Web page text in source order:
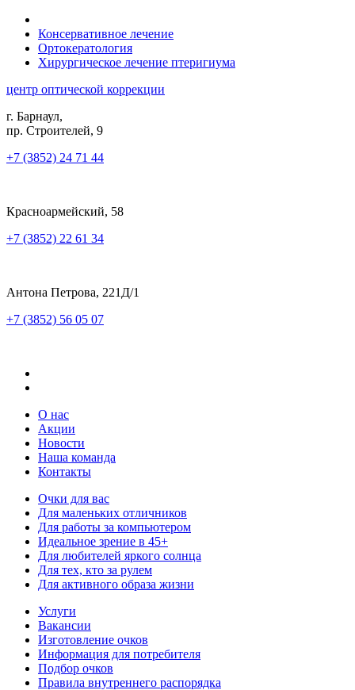
Консервативное лечение
Ортокератология
Хирургическое лечение птеригиума
центр оптической коррекции
г. Барнаул,
пр. Строителей, 9
+7 (3852) 24 71 44
Красноармейский, 58
+7 (3852) 22 61 34
Антона Петрова, 221Д/1
+7 (3852) 56 05 07
О нас
Акции
Новости
Наша команда
Контакты
Очки для вас
Для маленьких отличников
Для работы за компьютером
Идеальное зрение в 45+
Для любителей яркого солнца
Для тех, кто за рулем
Для активного образа жизни
Услуги
Вакансии
Изготовление очков
Информация для потребителя
Подбор очков
Правила внутреннего распорядка